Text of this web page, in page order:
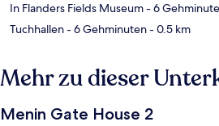
In Flanders Fields Museum- 6
Tuchhallen- 6 Gehminuten- 0.5 km
Mehr zu dieser
Menin Gate House 2